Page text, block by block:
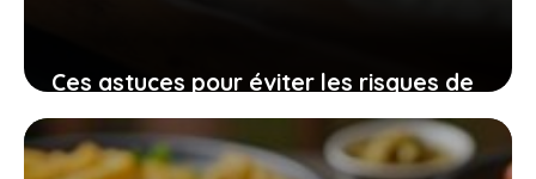
Ces astuces pour éviter les risques de
la farine périmée dans votre cuisine
quotidienne